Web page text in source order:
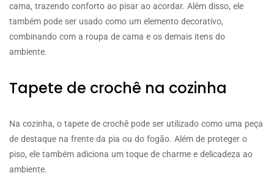
cama, trazendo conforto ao pisar ao acordar. Além disso, ele
também pode ser usado como um elemento decorativo,
combinando com a roupa de cama e os demais itens do
ambiente.
Tapete de crochê na cozinha
Na cozinha, o tapete de crochê pode ser utilizado como uma peça
de destaque na frente da pia ou do fogão. Além de proteger o
piso, ele também adiciona um toque de charme e delicadeza ao
ambiente.